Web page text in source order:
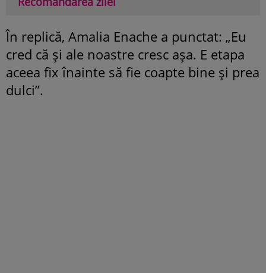
În replică, Amalia Enache a punctat: „Eu
cred că și ale noastre cresc așa. E etapa
aceea fix înainte să fie coapte bine și prea
dulci”.